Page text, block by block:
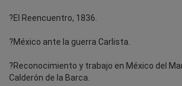
?El Reencuentro, 1836.
?México ante la guerra Carlista.
?Reconocimiento y trabajo en México del
Calderón de la Barca.